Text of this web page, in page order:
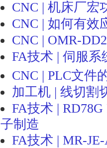
CNC | 机床厂宏
CNC | 如何有效
CNC | OMR-
FA技术 | 伺服系
CNC | PLC文件
加工机 | 线切割
FA技术 |
子制造
FA技术 | MR-